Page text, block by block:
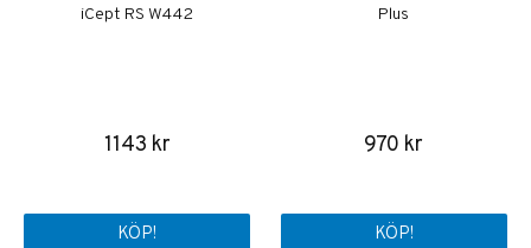
iCept RS W442
1143 kr
KÖP!
Plus
970 kr
KÖP!